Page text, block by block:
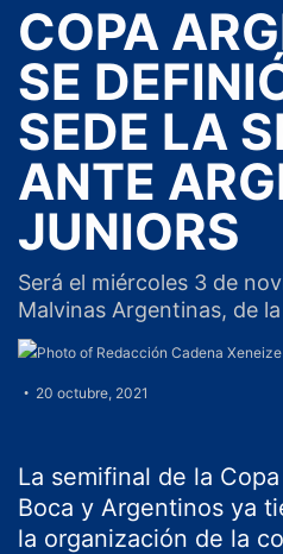
COPA
SE
SEDE LA
ANTE
JUNIORS
Será el miércoles 3 de
Malvinas Argentinas, de
20 octubre, 2021
La semifinal de la
Boca y Argentinos ya
la organización de la